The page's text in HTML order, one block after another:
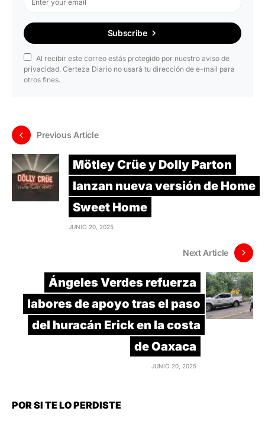
Subscribe
Al recibir este correo estás protegido por nuestro aviso de
privacidad. Certeza Diario no usará tu dirección de e-mail para
otros fines.
Previous Article
Mötley Crüe y Dolly Parton
lanzan nueva versión de Home
Sweet Home
JUNIO 20, 2025
Next Article
Ángeles Verdes refuerza
labores de apoyo tras el paso
del huracán Erick en la costa
de Oaxaca
JUNIO 20, 2025
POR SI TE LO PERDISTE